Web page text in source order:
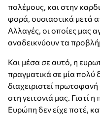
πολέμους, και στην
φορά, ουσιαστικά μετά
Αλλαγές, οι οποίες μας
αναδεικνύουν τα
Και μέσα σε αυτό, η
πραγματικά σε μία
διαχειριστεί
στη γειτονιά μας. Γιατί η
Ευρώπη δεν είχε ποτέ,